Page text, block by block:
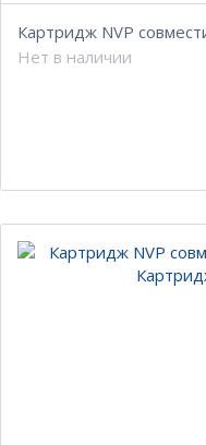
Картридж NVP
Нет в наличии